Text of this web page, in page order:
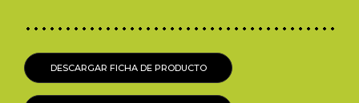
DESCARGAR FICHA DE PRODUCTO